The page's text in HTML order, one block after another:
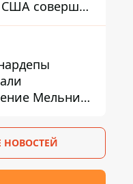
США совершат
- Reuters
Мельника
изоляции
НОВОСТЕЙ